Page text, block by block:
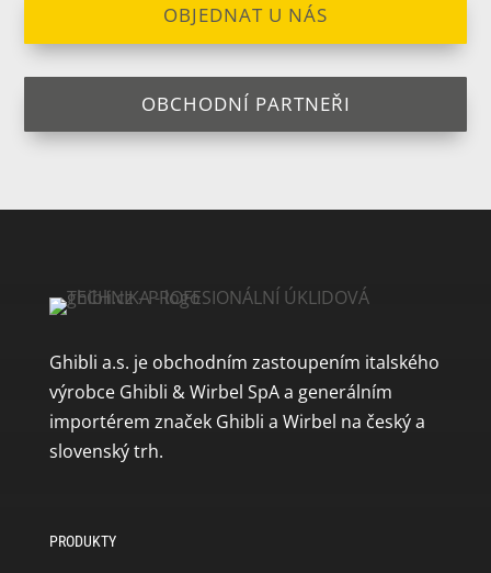
OBJEDNAT U NÁS
OBCHODNÍ PARTNEŘI
Ghibli a.s. je obchodním zastoupením italského
výrobce Ghibli & Wirbel SpA a generálním
importérem značek Ghibli a Wirbel na český a
slovenský trh.
PRODUKTY